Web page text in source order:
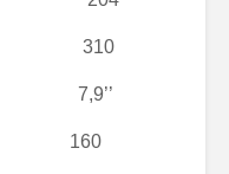
310
7,9’’
160